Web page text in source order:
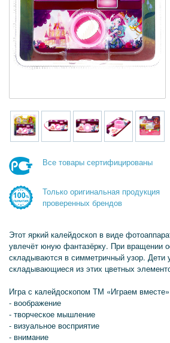
Все товары сертифицированы
Только оригинальная продукция
проверенных брендов
Этот яркий калейдоскоп в виде
увлечёт юную фантазёрку. При вращении
складываются в симметричный узор. Дети
складывающиеся из этих цветных
Игра с калейдоскопом ТМ «Играем вместе»
- воображение
- творческое мышление
- визуальное восприятие
- внимание